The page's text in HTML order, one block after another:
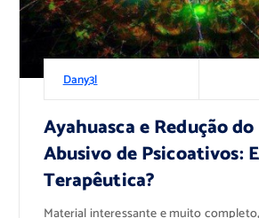
Dany3l
Ayahuasca e Redução
Abusivo de Psicoativos:
Terapêutica?